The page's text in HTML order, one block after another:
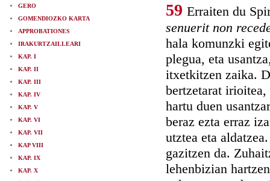
GERO
GOMENDIOZKO KARTA
APPROBATIONES
IRAKURTZAILLEARI
KAP. I
KAP. II
KAP. III
KAP. IV
KAP. V
KAP. VI
KAP. VII
KAP VIII
KAP. IX
KAP. X
59 Erraiten du
senuerit non
hala komunzki
plegua, eta
itxetkitzen zaika.
bertzetarat irioitea,
hartu duen
beraz ezta erraz
utztea eta
gazitzen da.
lehenbizian